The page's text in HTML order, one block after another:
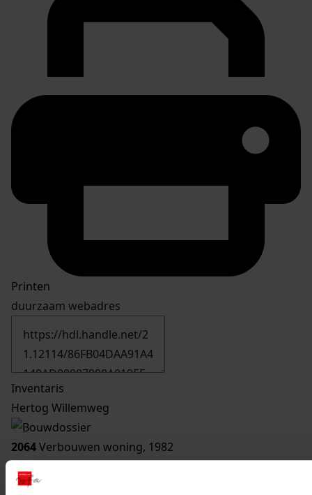
Printen
duurzaam webadres
Inventaris
Hertog Willemweg
2064Verbouwen woning, 1982
Datering:
1982